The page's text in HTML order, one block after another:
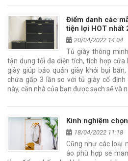
Điểm danh các
tiện lợi HOT nhất
20/04/2022 14:04
Tủ giày thông
tận dụng tối đa diện tích, tích hợp cửa
giày giúp bảo quản giày khỏi bụi
chứa gấp 3 lần so với tủ giày cố
này, căn nhà của bạn được sạch sẽ và
Kinh nghiệm
18/04/2022 11:18
Cũng như các loại
áo phù hợp sẽ